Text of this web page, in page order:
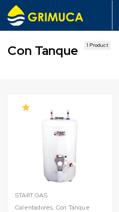
Con Tanque 1 Product
START GAS
Calentadores, Con Tanque